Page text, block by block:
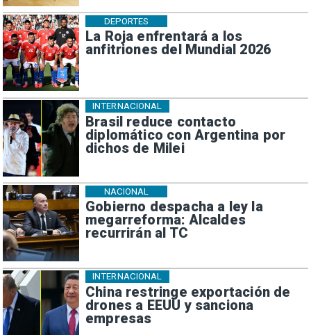
La Roja enfrentará a los
anfitriones del Mundial 2026
DEPORTES
Brasil reduce contacto
diplomático con Argentina por
dichos de Milei
INTERNACIONAL
Gobierno despacha a ley la
megarreforma: Alcaldes
recurrirán al TC
NACIONAL
China restringe exportación de
drones a EEUU y sanciona
empresas
INTERNACIONAL